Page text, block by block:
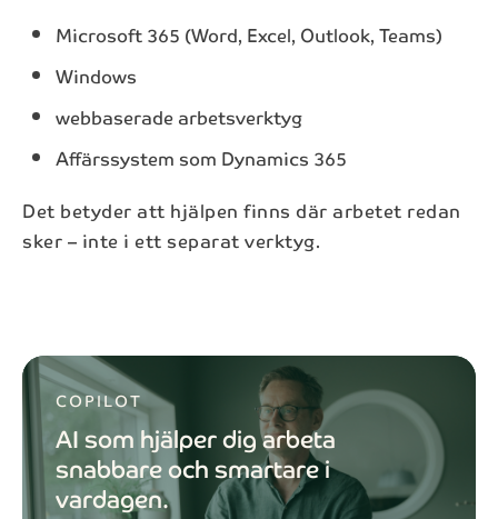
Microsoft 365 (Word, Excel, Outlook, Teams)
Windows
webbaserade arbetsverktyg
Affärssystem som Dynamics 365
Det betyder att hjälpen finns där arbetet redan
sker – inte i ett separat verktyg.
COPILOT
AI som hjälper dig arbeta
snabbare och smartare i
vardagen.